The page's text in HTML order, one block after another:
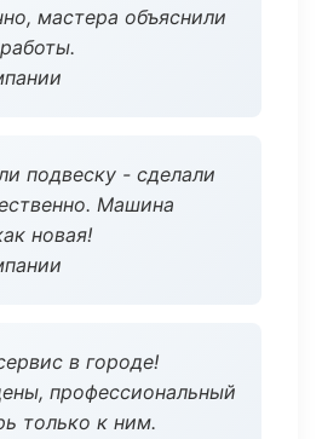
мастера объяснили
подвеску - сделали
Машина
новая!
в городе!
профессиональный
только к ним.